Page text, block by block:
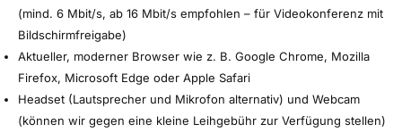
(mind. 6 Mbit/s, ab 16 Mbit/s empfohlen – für Videokonferenz mit
Bildschirmfreigabe)
Aktueller, moderner Browser wie z. B. Google Chrome, Mozilla
Firefox, Microsoft Edge oder Apple Safari
Headset (Lautsprecher und Mikrofon alternativ) und Webcam
(können wir gegen eine kleine Leihgebühr zur Verfügung stellen)